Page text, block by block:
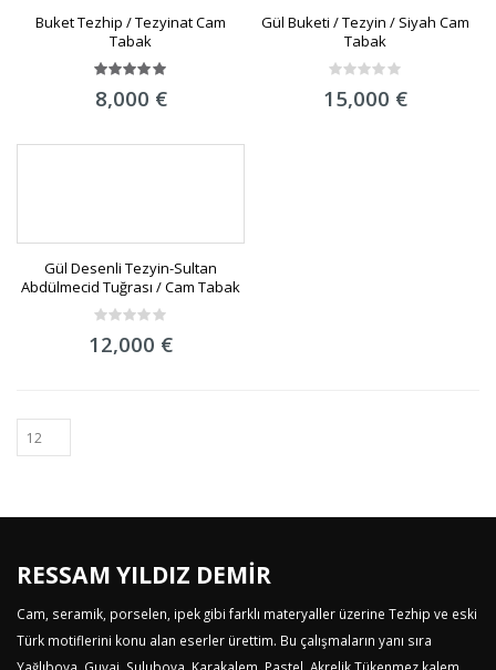
Buket Tezhip / Tezyinat Cam
Tabak
5.00 out
of 5
8,000 €
Gül Buketi / Tezyin / Siyah Cam
Tabak
0
out
15,000 €
Gül Desenli Tezyin-Sultan
Abdülmecid Tuğrası / Cam Tabak
0
out
12,000 €
RESSAM YILDIZ DEMİR
Cam, seramik, porselen, ipek gibi farklı materyaller üzerine Tezhip ve eski
Türk motiflerini konu alan eserler ürettim. Bu çalışmaların yanı sıra